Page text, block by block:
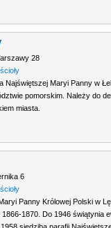
28
Najświętszej Maryi Panny w
pomorskim. Należy do
miasta.
6
Panny Królowej Polski w
1870. Do 1946 świątynia
siedziba parafii